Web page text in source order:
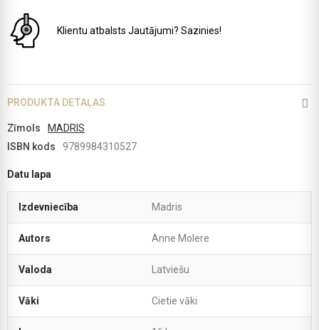
Klientu atbalsts Jautājumi? Sazinies!
PRODUKTA DETAĻAS
Zīmols
MADRIS
ISBN kods
9789984310527
Datu lapa
Izdevniecība Madris
Autors Anne Molere
Valoda Latviešu
Vāki Cietie vāki